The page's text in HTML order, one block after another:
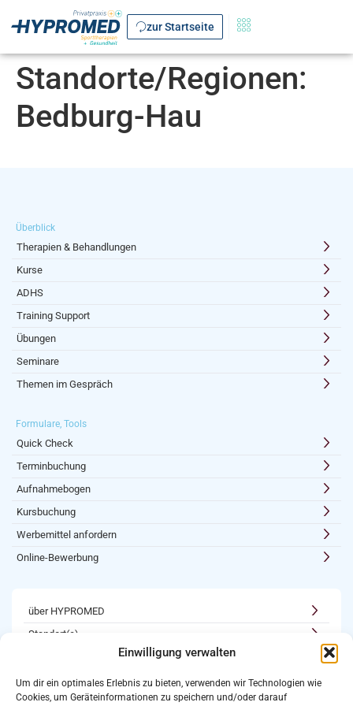
Einwilligung verwalten
Um dir ein optimales Erlebnis zu bieten, verwenden wir Technologien wie
Cookies, um Geräteinformationen zu speichern und/oder darauf
zur Startseite
Standorte/Regionen:
Bedburg-Hau
Überblick
Therapien & Behandlungen
Kurse
ADHS
Training Support
Übungen
Seminare
Themen im Gespräch
Formulare, Tools
Quick Check
Terminbuchung
Aufnahmebogen
Kursbuchung
Werbemittel anfordern
Online-Bewerbung
über HYPROMED
Standort(e)
Karriere
Newsletter